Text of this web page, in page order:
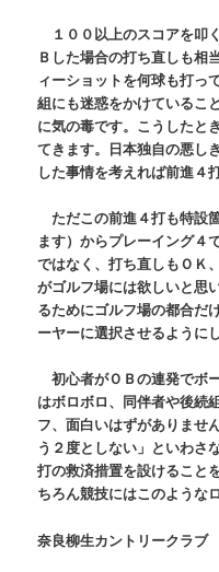
１００以上のスコアを叩
Ｂした場合の打ち直しも相
ィーショットを何球も打っ
組にも迷惑をかけているこ
に気の毒です。こうしたと
てきます。日本独自の悪し
した事情を考えれば前進４
ただこの前進４打も特設
ます）からプレーイング４
ではなく、打ち直しもＯＫ
がゴルフ場には欲しいと思
るためにゴルフ場の都合だ
ーヤーに選択させるように
初心者がＯＢの連発でボ
はボロボロ、同伴者や後続
フ、面白いはずがありませ
う２度としない」といわさ
打の救済措置を設けること
ちろん競技にはこのような
奈良柳生カントリークラ